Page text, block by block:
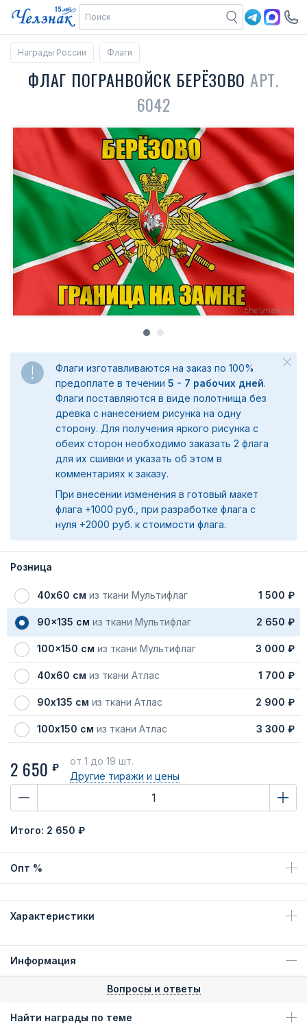
Награды России Флаги
ФЛАГ ПОГРАНВОЙСК БЕРЁЗОВО АРТ.
6042
Флаги изготавливаются на заказ по 100%
предоплате в течении 5 - 7 рабочих дней.
Флаги поставляются в виде полотнища без
древка с нанесением рисунка на одну
сторону. Для получения яркого рисунка с
обеих сторон необходимо заказать 2 флага
для их сшивки и указать об этом в
комментариях к заказу.
При внесении изменения в готовый макет
флага +1000 руб., при разработке флага с
нуля +2000 руб. к стоимости флага.
Розница
40х60 см из ткани Мультифлаг 1 500 ₽
90x135 см из ткани Мультифлаг 2 650 ₽
100x150 см из ткани Мультифлаг 3 000 ₽
40х60 см из ткани Атлас 1 700 ₽
90х135 см из ткани Атлас 2 900 ₽
100х150 см из ткани Атлас 3 300 ₽
2 650 ₽
от 1 до 19 шт.
Другие тиражи и цены
Итого: 2 650 ₽
Опт %
Характеристики
Информация
Вопросы и ответы
Найти награды по теме